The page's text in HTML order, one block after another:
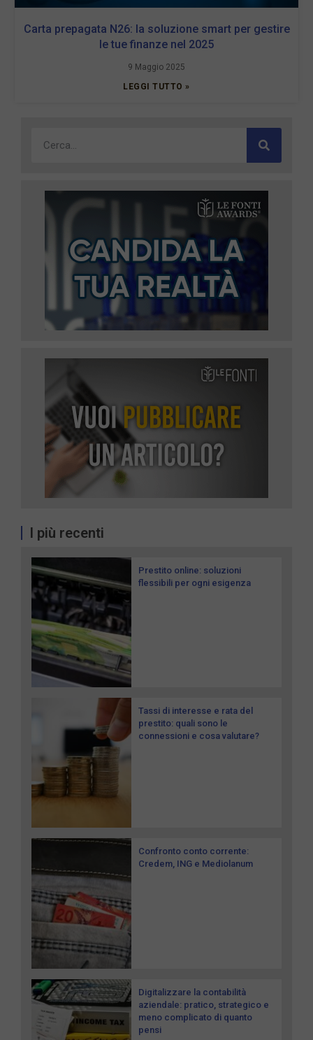
Carta prepagata N26: la soluzione smart per gestire
le tue finanze nel 2025
9 Maggio 2025
LEGGI TUTTO »
I più recenti
Prestito online: soluzioni
flessibili per ogni esigenza
Tassi di interesse e rata del
prestito: quali sono le
connessioni e cosa valutare?
Confronto conto corrente:
Credem, ING e Mediolanum
Digitalizzare la contabilità
aziendale: pratico, strategico e
meno complicato di quanto
pensi